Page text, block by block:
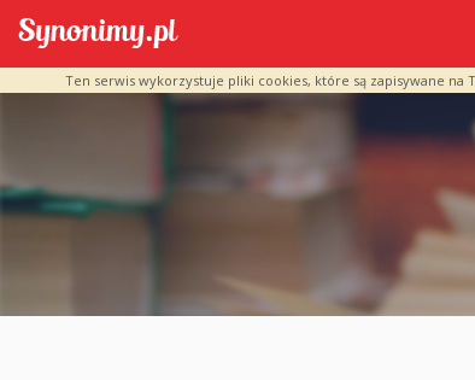
Ten serwis wykorzystuje pliki cookies, które są zapisywane